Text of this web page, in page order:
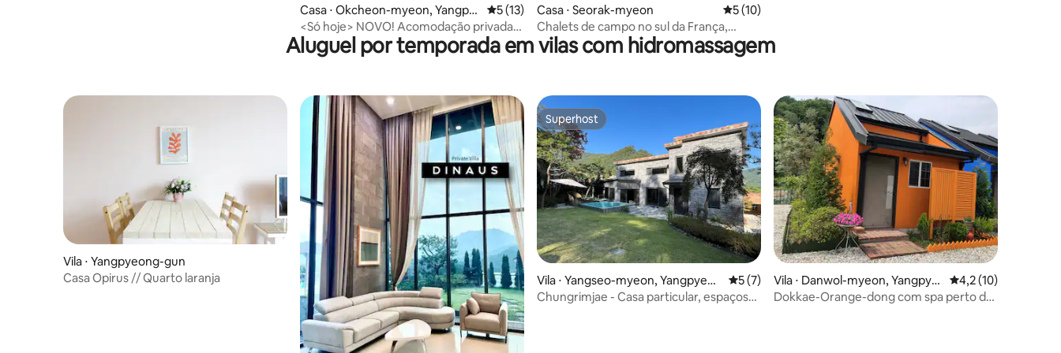
Casa ⋅ Okcheon-myeon, Yangpy
eong-gun
5 de uma avaliação média de 5, 13 avaliações
5 (13)
<Só hoje> NOVO! Acomodação privada
com jacuzzi ao ar livre
Casa ⋅ Seorak-myeon 5 de uma avaliação média de 5, 10 avaliações
5 (10)
Chalets de campo no sul da França,
Chalets de campo Chalets de campo
Aluguel por temporada em vilas com hidromassagem
Vila ⋅ Yangpyeong-gun
Casa Opirus // Quarto laranja
Superhost
Superhost
Vila ⋅ Yangseo-myeon, Yangpyeon
g
5 de uma avaliação média de 5, 7 avaliações
5 (7)
Chungrimjae - Casa particular, espaçosa
Vila ⋅ Danwol-myeon, Yangpye
ong
4,2 de uma
4,2 (10)
Dokkae-Orange-dong com spa perto de